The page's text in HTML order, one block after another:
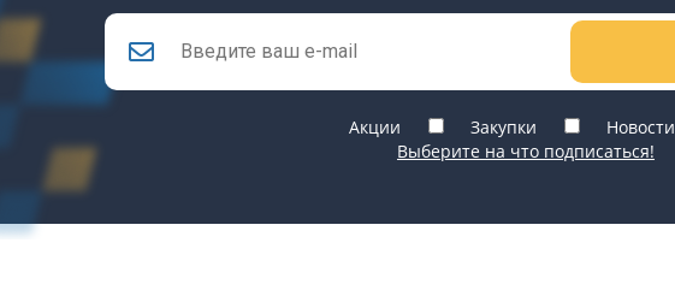
Акции Закупки
Новости
Выберите на что подписаться!